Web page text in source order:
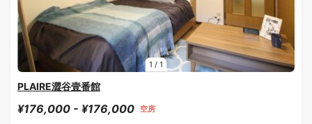
1 / 1
PLAIRE澀谷壹番館
¥176,000 - ¥176,000 空房